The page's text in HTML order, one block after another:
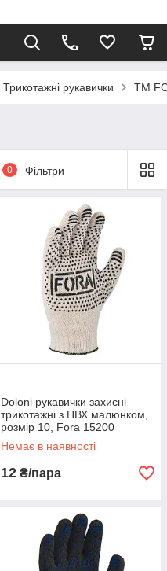
Трикотажні рукавички ТМ
0 Фільтри
Doloni рукавички захисні
трикотажні з ПВХ малюнком,
розмір 10, Fora 15200
Немає в наявності
12 ₴/пара